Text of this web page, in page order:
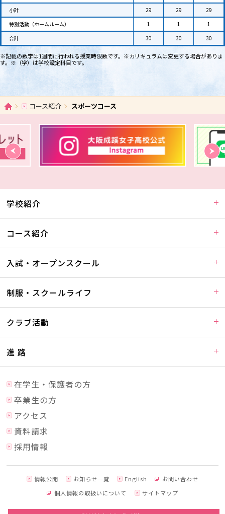
小計
29 29
29
特別活動（ホームルーム）
1 1
1
合計
30 30 30
※記載の数字は1週間に行われる授業時限数です。※カリキュラムは変更する場合がありま
す。※（学）は学校設定科目です。
ホームコース紹介 スポーツコース
学校紹介
コース紹介
入試・オープンスクール
制服・スクールライフ
クラブ活動
進 路
在学生・保護者の方
卒業生の方
アクセス
資料請求
採用情報
情報公開 お知らせ一覧 English
お問い合わせ
個人情報の取扱いについて
サイトマップ